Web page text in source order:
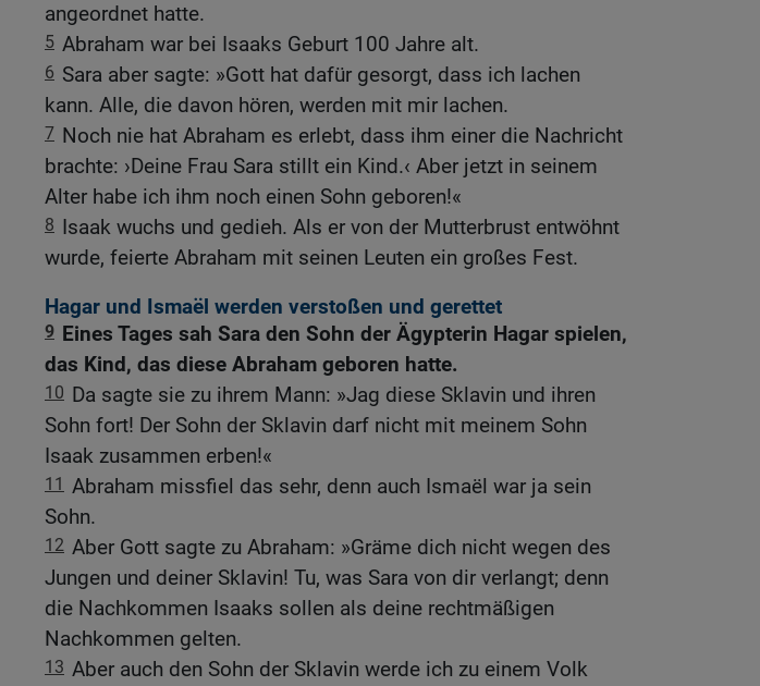
angeordnet hatte.
5 Abraham war bei Isaaks Geburt 100 Jahre alt.
6 Sara aber sagte: »Gott hat dafür gesorgt, dass ich lachen
kann. Alle, die davon hören, werden mit mir lachen.
7 Noch nie hat Abraham es erlebt, dass ihm einer die Nachricht
brachte: ›Deine Frau Sara stillt ein Kind.‹ Aber jetzt in seinem
Alter habe ich ihm noch einen Sohn geboren!«
8 Isaak wuchs und gedieh. Als er von der Mutterbrust entwöhnt
wurde, feierte Abraham mit seinen Leuten ein großes Fest.
Hagar und Ismaël werden verstoßen und gerettet
9 Eines Tages sah Sara den Sohn der Ägypterin Hagar spielen,
das Kind, das diese Abraham geboren hatte.
10 Da sagte sie zu ihrem Mann: »Jag diese Sklavin und ihren
Sohn fort! Der Sohn der Sklavin darf nicht mit meinem Sohn
Isaak zusammen erben!«
11 Abraham missfiel das sehr, denn auch Ismaël war ja sein
Sohn.
12 Aber Gott sagte zu Abraham: »Gräme dich nicht wegen des
Jungen und deiner Sklavin! Tu, was Sara von dir verlangt; denn
die Nachkommen Isaaks sollen als deine rechtmäßigen
Nachkommen gelten.
13 Aber auch den Sohn der Sklavin werde ich zu einem Volk